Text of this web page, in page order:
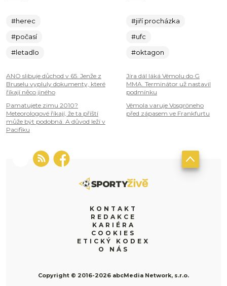
#herec
#počasí
#letadlo
ANO slibuje důchod v 65. Jenže z
Bruselu vypluly dokumenty, které
říkají něco jiného
Pamatujete zimu 2010?
Meteorologové říkají, že ta příští
může být podobná. A důvod leží v
Pacifiku
#jiří procházka
#ufc
#oktagon
Jíra dál láká Vémolu do G
MMA. Terminátor už nastavil
podmínku
Vémola varuje Vosgröneho
před zápasem ve Frankfurtu
KONTAKT
REDAKCE
KARIÉRA
COOKIES
ETICKÝ KODEX
O NÁS
Copyright © 2016-2026 abcMedia Network, s.r.o.